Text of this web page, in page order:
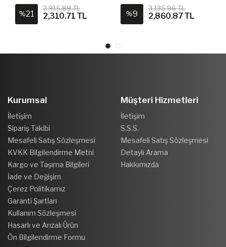
Engelden Kaçan Robot
Eğitim Kiti (Sarı Motorlu)
%21
2,915.89 TL
2,310.71 TL
Engelden Kaçan Robot
Eğitim Kiti (Metal Dişli Mavi
Motorlu)
%9
3,135.96 TL
2,860.87 TL
Kurumsal
İletişim
Sipariş Takibi
Mesafeli Satış Sözleşmesi
KVKK Bilgilendirme Metni
Kargo ve Taşıma Bilgileri
İade ve Değişim
Çerez Politikamız
Garanti Şartları
Kullanım Sözleşmesi
Hasarlı ve Arızalı Ürün
Ön Bilgilendirme Formu
Müşteri Hizmetleri
İletişim
S.S.S.
Mesafeli Satış Sözleşmesi
Detaylı Arama
Hakkımızda